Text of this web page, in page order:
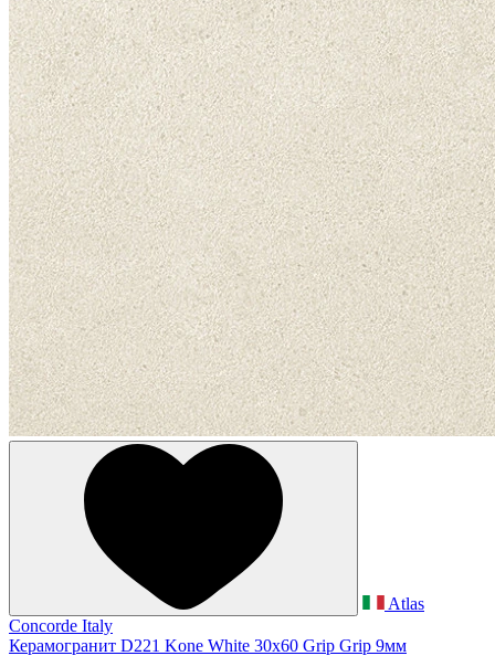
Atlas
Concorde Italy
Керамогранит D221 Kone White 30x60 Grip Grip 9мм